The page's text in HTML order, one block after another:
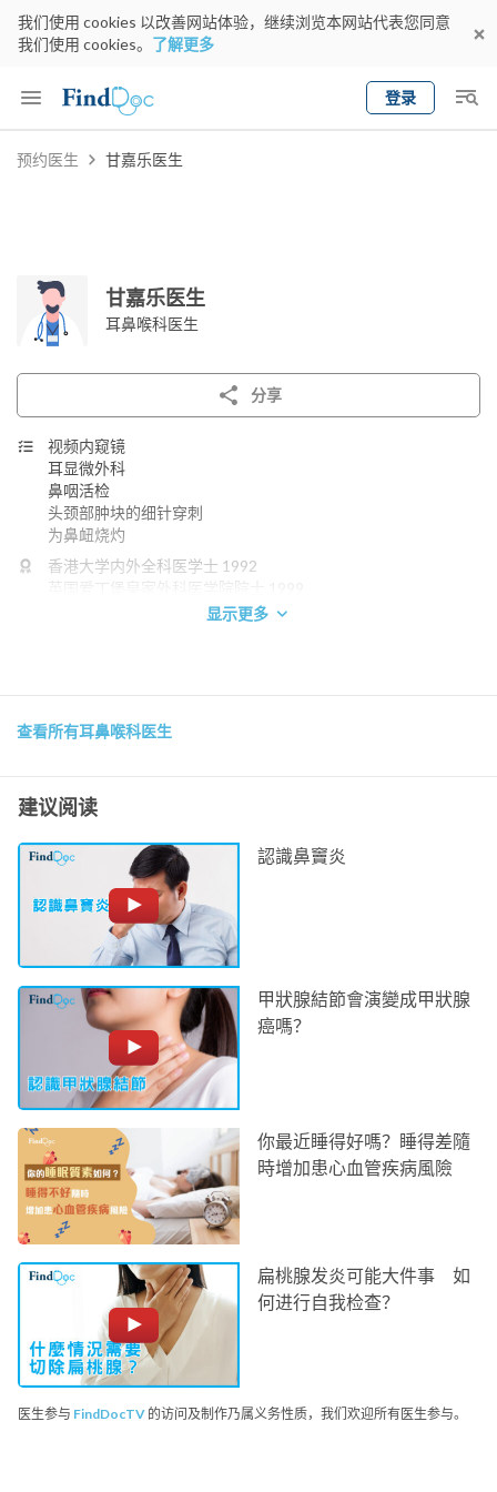
我们使用 cookies 以改善网站体验，继续浏览本网站代表您同意
我们使用 cookies。 了解更多
登录
Keyword
预约医生 甘嘉乐医生
甘嘉乐医生
耳鼻喉科医生
分享
视频内窥镜
耳显微外科
鼻咽活检
头颈部肿块的细针穿刺
为鼻衄烧灼
香港大学内外全科医学士 1992
英国爱丁堡皇家外科医学院院士 1999
英国爱丁堡皇家外科医学院耳鼻喉科院士 2003
显示更多
查看所有耳鼻喉科医生
建议阅读
認識鼻竇炎
甲狀腺結節會演變成甲狀腺
癌嗎？
你最近睡得好嗎？睡得差隨
時增加患心血管疾病風險
扁桃腺发炎可能大件事 如
何进行自我检查？
医生参与 FindDocTV 的访问及制作乃属义务性质，我们欢迎所有医生参与。